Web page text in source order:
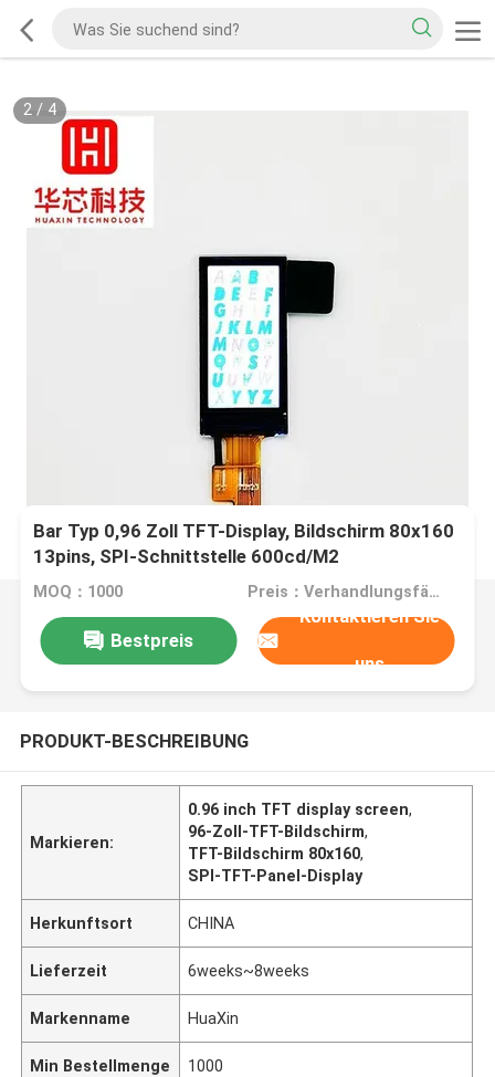
2/ 4
Bar Typ 0,96 Zoll TFT-Display, Bildschirm 80x160
13pins, SPI-Schnittstelle 600cd/M2
MOQ：1000 Preis：Verhandlungsfähig
Bestpreis
Kontaktieren Sie
uns
PRODUKT-BESCHREIBUNG
Markieren:
0.96 inch TFT display screen,
96-Zoll-TFT-Bildschirm,
TFT-Bildschirm 80x160,
SPI-TFT-Panel-Display
Herkunftsort CHINA
Lieferzeit 6weeks~8weeks
Markenname HuaXin
Min Bestellmenge 1000